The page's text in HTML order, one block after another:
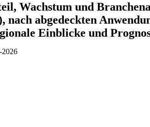
Wachstum und
abgedeckten
Einblicke und
2026